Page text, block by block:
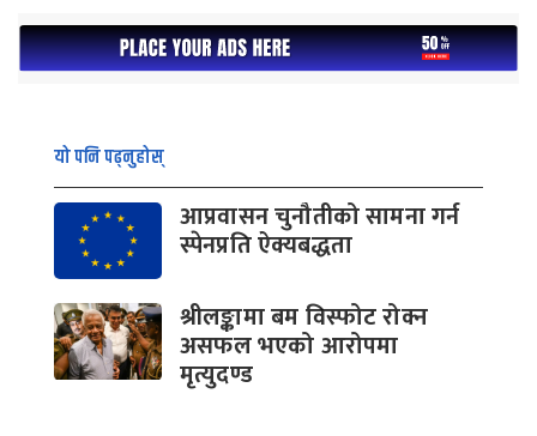
यो पनि पढ्नुहोस्
आप्रवासन चुनौतीको सामना गर्न
स्पेनप्रति ऐक्यबद्धता
श्रीलङ्कामा बम विस्फोट रोक्न
असफल भएको आरोपमा
मृत्युदण्ड